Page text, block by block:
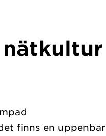
nätkultur
finns en uppenbar